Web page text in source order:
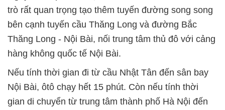
trò rất quan trọng tạo thêm tuyến đường song song
bên cạnh tuyến cầu Thăng Long và đường Bắc
Thăng Long - Nội Bài, nối trung tâm thủ đô với cảng
hàng không quốc tế Nội Bài.
Nếu tính thời gian đi từ cầu Nhật Tân đến sân bay
Nội Bài, ôtô chạy hết 15 phút. Còn nếu tính thời
gian di chuyển từ trung tâm thành phố Hà Nội đến